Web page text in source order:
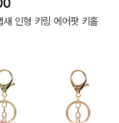
새 인형 키링 에어팟 키홀